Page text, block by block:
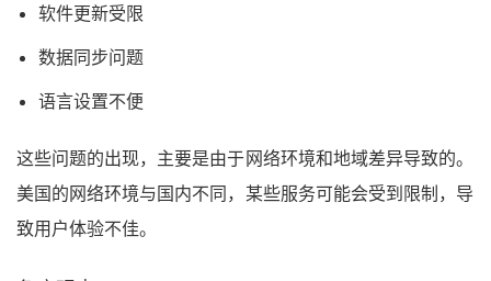
软件更新受限
数据同步问题
语言设置不便
这些问题的出现，主要是由于网络环境和地域差异导致的。
美国的网络环境与国内不同，某些服务可能会受到限制，导
致用户体验不佳。